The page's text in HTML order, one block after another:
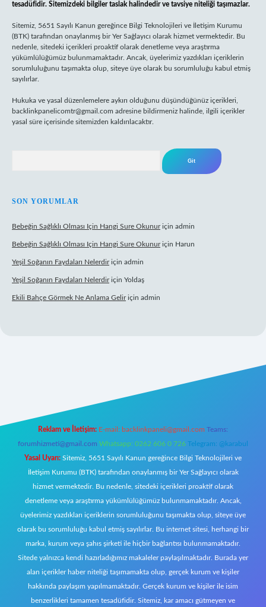
tesadüfidir. Sitemizdeki bilgiler taslak halindedir ve tavsiye niteliği taşımazlar.
Sitemiz, 5651 Sayılı Kanun gereğince Bilgi Teknolojileri ve İletişim Kurumu
(BTK) tarafından onaylanmış bir Yer Sağlayıcı olarak hizmet vermektedir. Bu
nedenle, sitedeki içerikleri proaktif olarak denetleme veya araştırma
yükümlülüğümüz bulunmamaktadır. Ancak, üyelerimiz yazdıkları içeriklerin
sorumluluğunu taşımakta olup, siteye üye olarak bu sorumluluğu kabul etmiş
sayılırlar.
Hukuka ve yasal düzenlemelere aykırı olduğunu düşündüğünüz içerikleri,
backlinkpanelicomtr@gmail.com adresine bildirmeniz halinde, ilgili içerikler
yasal süre içerisinde sitemizden kaldırılacaktır.
SON YORUMLAR
Bebeğin Sağlıklı Olması Için Hangi Sure Okunuriçin admin
Bebeğin Sağlıklı Olması Için Hangi Sure Okunuriçin Harun
Yeşil Soğanın Faydaları Nelerdiriçin admin
Yeşil Soğanın Faydaları Nelerdiriçin Yoldaş
Ekili Bahçe Görmek Ne Anlama Geliriçin admin
Reklam ve İletişim: E-mail: backlinkpaneli@gmail.com Teams:
forumhizmeti@gmail.com Whatsapp: 0262 606 0 726 Telegram: @karabul
Yasal Uyarı: Sitemiz, 5651 Sayılı Kanun gereğince Bilgi Teknolojileri ve
İletişim Kurumu (BTK) tarafından onaylanmış bir Yer Sağlayıcı olarak
hizmet vermektedir. Bu nedenle, sitedeki içerikleri proaktif olarak
denetleme veya araştırma yükümlülüğümüz bulunmamaktadır. Ancak,
üyelerimiz yazdıkları içeriklerin sorumluluğunu taşımakta olup, siteye üye
olarak bu sorumluluğu kabul etmiş sayılırlar. Bu internet sitesi, herhangi bir
marka, kurum veya şahıs şirketi ile hiçbir bağlantısı bulunmamaktadır.
Sitede yalnızca kendi hazırladığımız makaleler paylaşılmaktadır. Burada yer
alan içerikler haber niteliği taşımamakta olup, gerçek kurum ve kişiler
hakkında paylaşım yapılmamaktadır. Gerçek kurum ve kişiler ile isim
benzerlikleri tamamen tesadüfidir. Sitemiz, kar amacı gütmeyen ve